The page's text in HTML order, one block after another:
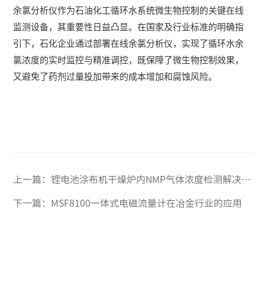
余氯分析仪作为石油化工循环水系统微生物控制的关键在线
监测设备，其重要性日益凸显。在国家及行业标准的明确指
引下，石化企业通过部署在线余氯分析仪，实现了循环水余
氯浓度的实时监控与精准调控，既保障了微生物控制效果，
又避免了药剂过量投加带来的成本增加和腐蚀风险。
上一篇： 锂电池涂布机干燥炉内NMP气体浓度检测解决方案
下一篇： MSF8100一体式电磁流量计在冶金行业的应用